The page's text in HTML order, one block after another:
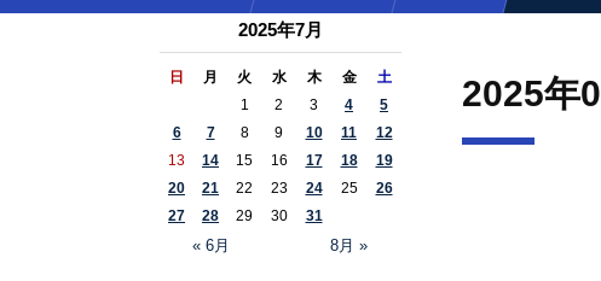
2025年
2025年7月
日 月 火 水 木 金 土
« 6月 8月 »
1 2 3 4
5
6
7 8 9 10 11
12
13
14 15 16 17 18
19
20
21 22 23 24 25
26
27
28 29 30 31